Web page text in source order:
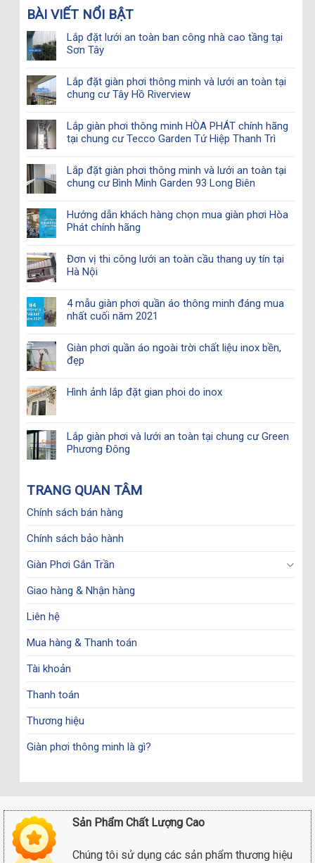
BÀI VIẾT NỔI BẬT
Lắp đặt lưới an toàn ban công nhà cao tầng tại
Sơn Tây
Lắp đặt giàn phơi thông minh và lưới an toàn tại
chung cư Tây Hồ Riverview
Lắp giàn phơi thông minh HÒA PHÁT chính hãng
tại chung cư Tecco Garden Tứ Hiệp Thanh Trì
Lắp đặt giàn phơi thông minh và lưới an toàn tại
chung cư Bình Minh Garden 93 Long Biên
Hướng dẫn khách hàng chọn mua giàn phơi Hòa
Phát chính hãng
Đơn vị thi công lưới an toàn cầu thang uy tín tại
Hà Nội
4 mẫu giàn phơi quần áo thông minh đáng mua
nhất cuối năm 2021
Giàn phơi quần áo ngoài trời chất liệu inox bền,
đẹp
Hình ảnh lắp đặt gian phoi do inox
Lắp giàn phơi và lưới an toàn tại chung cư Green
Phương Đông
TRANG QUAN TÂM
Chính sách bán hàng
Chính sách bảo hành
Giàn Phơi Gắn Trần
Giao hàng & Nhận hàng
Liên hệ
Mua hàng & Thanh toán
Tài khoản
Thanh toán
Thương hiệu
Giàn phơi thông minh là gì?
Sản Phẩm Chất Lượng Cao
Chúng tôi sử dụng các sản phẩm thương hiệu